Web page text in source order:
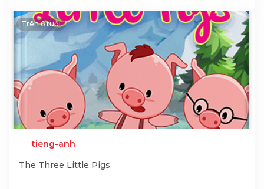
Trên 6 tuổi
tieng-anh
The Three Little Pigs